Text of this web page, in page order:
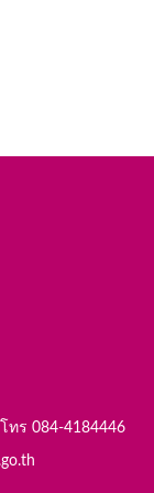
ร 084-4184446